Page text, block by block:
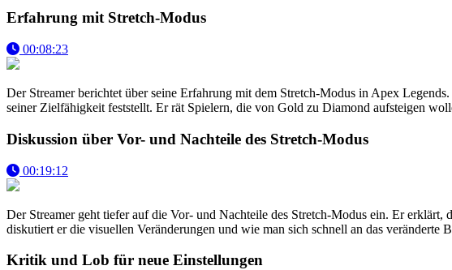
Erfahrung mit Stretch-Modus
00:08:23
Der Streamer berichtet über seine Erfahrung mit dem Stretch-Modus in Apex
seiner Zielfähigkeit feststellt. Er rät Spielern, die von Gold zu Diamond aufsteigen
Diskussion über Vor- und Nachteile des Stretch-Modus
00:19:12
Der Streamer geht tiefer auf die Vor- und Nachteile des Stretch-Modus ein. Er
diskutiert er die visuellen Veränderungen und wie man sich schnell an das veränderte
Kritik und Lob für neue Einstellungen